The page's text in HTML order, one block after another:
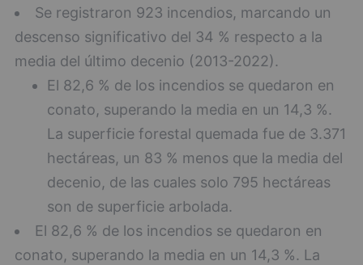
Se registraron 923 incendios, marcando un
descenso significativo del 34 % respecto a la
media del último decenio (2013-2022).
El 82,6 % de los incendios se quedaron en
conato, superando la media en un 14,3 %.
La superficie forestal quemada fue de 3.371
hectáreas, un 83 % menos que la media del
decenio, de las cuales solo 795 hectáreas
son de superficie arbolada.
El 82,6 % de los incendios se quedaron en
conato, superando la media en un 14,3 %. La